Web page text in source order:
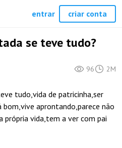
se teve tudo?
96 2M
tudo,vida de patricinha,ser
aprontando,parece não
própria vida,tem a ver com pai
entrar criar conta